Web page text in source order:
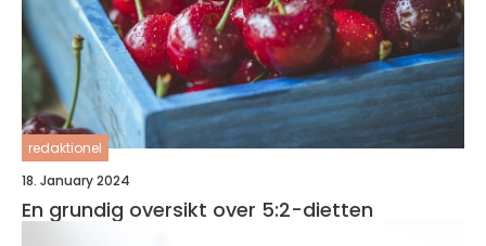
redaktionel
18. January 2024
En grundig oversikt over 5:2-dietten